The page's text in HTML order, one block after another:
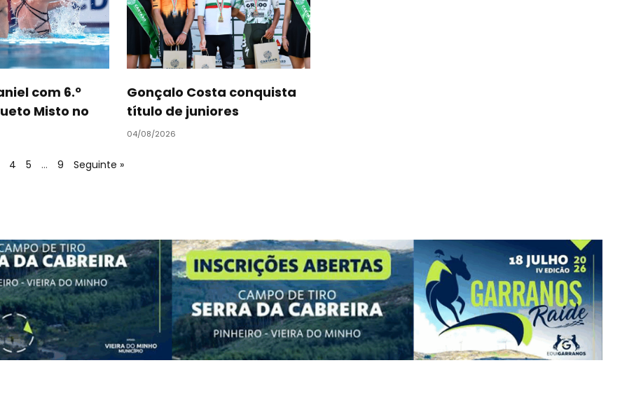
com 6.º
Misto no
Gonçalo Costa conquista
título de juniores
04/08/2026
4 5 … 9 Seguinte »